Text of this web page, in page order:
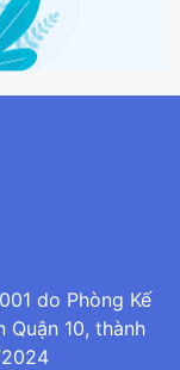
do Phòng Kế
Quận 10, thành